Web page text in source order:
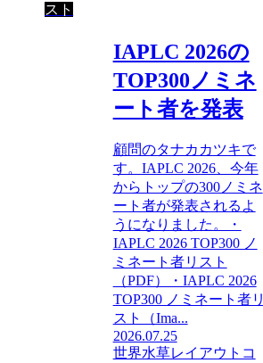
スト
IAPLC 2026の
TOP300ノミネ
ート者を発表
顧問のタナカカツキで
す。IAPLC 2026、今年
からトップの300ノミネ
ート者が発表されるよ
うになりました。・
IAPLC 2026 TOP300 ノ
ミネート者リスト
（PDF）・IAPLC 2026
TOP300 ノミネート者リ
スト（Ima...
2026.07.25
世界水草レイアウトコ